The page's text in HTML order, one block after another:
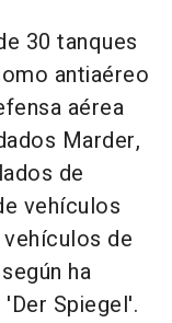
30 tanques
antiaéreo
aérea
Marder,
de
vehículos
de
ha
Spiegel'.